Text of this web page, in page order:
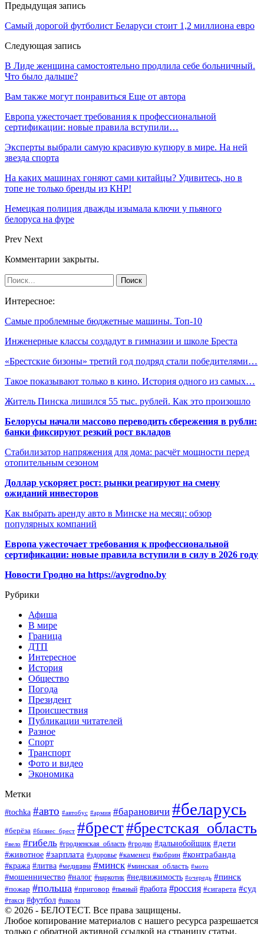
Предыдущая запись
Самый дорогой футболист Беларуси стоит 1,2 миллиона евро
Следующая запись
В Лиде женщина самостоятельно продлила себе больничный.
Что было дальше?
Вам также могут понравиться Еще от автора
Европа ужесточает требования к профессиональной
сертификации: новые правила вступили…
Эксперты выбрали самую красивую купюру в мире. На ней
звезда спорта
На каких машинах гоняют сами китайцы? Удивитесь, но в
топе не только бренды из КНР!
Немецкая полиция дважды изымала ключи у пьяного
белоруса на фуре
Prev Next
Комментарии закрыты.
Интересное:
Самые проблемные бюджетные машины. Топ-10
Инженерные классы создадут в гимназии и школе Бреста
«Брестские бизоны» третий год подряд стали победителями…
Такое показывают только в кино. История одного из самых…
Житель Пинска лишился 55 тыс. рублей. Как это произошло
Белорусы начали массово переводить сбережения в рубли:
банки фиксируют резкий рост вкладов
Стабилизатор напряжения для дома: расчёт мощности перед
отопительным сезоном
Доллар ускоряет рост: рынки реагируют на смену
ожиданий инвесторов
Как выбрать аренду авто в Минске на месяц: обзор
популярных компаний
Европа ужесточает требования к профессиональной
сертификации: новые правила вступили в силу в 2026 году
Новости Гродно на https://avgrodno.by
Рубрики
Афиша
В мире
Граница
ДТП
Интересное
История
Общество
Погода
Президент
Происшествия
Публикации читателей
Разное
Спорт
Транспорт
Фото и видео
Экономика
Метки
#tochka #авто #автобус #армия #барановичи #беларусь
#берёза #бизнес_брест #брест#брестская_область
#вело #гибель #гродненская_область #гродно #дальнобойщик #дети
#животное #зарплата #здоровье #каменец #кобрин #контрабанда
#кража #литва #медицина #минск #минская_область #мото
#мошенничество #налог #наркотик #недвижимость #очередь #пинск
#пожар #польша #приговор #пьяный #работа #россия #сигарета #суд
#такси #футбол #школа
© 2026 - БЕЛОТЕСТ. Все права защищены.
Любое копирование материалов с нашего ресурса разрешается
только с обратной активной ссылкой на страницу статьи.